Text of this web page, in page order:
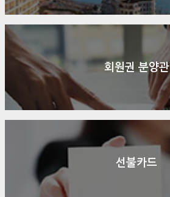
회원권 분양관
선불카드